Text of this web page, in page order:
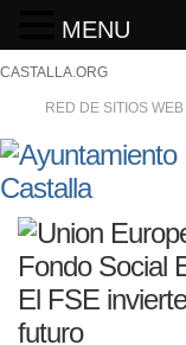
CASTALLA.ORG
RED DE SITIOS
MENU